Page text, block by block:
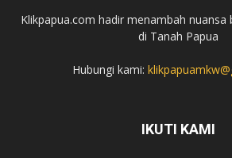
Klikpapua.com hadir menambah nuansa
di Tanah Papua
Hubungi kami:
IKUTI KAMI